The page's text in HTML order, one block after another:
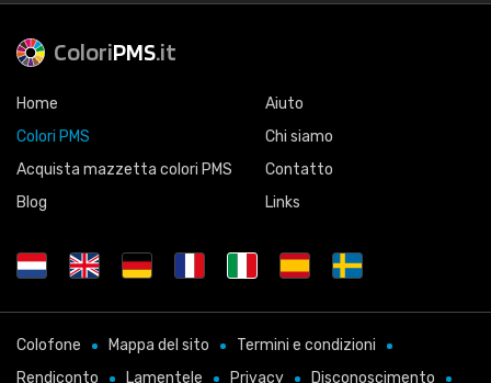
ColoriPMS.it
Home
Colori PMS
Acquista mazzetta colori PMS
Blog
Aiuto
Chi siamo
Contatto
Links
Colofone Mappa del sito
Termini e condizioni
Rendiconto
Lamentele Privacy Disconoscimento